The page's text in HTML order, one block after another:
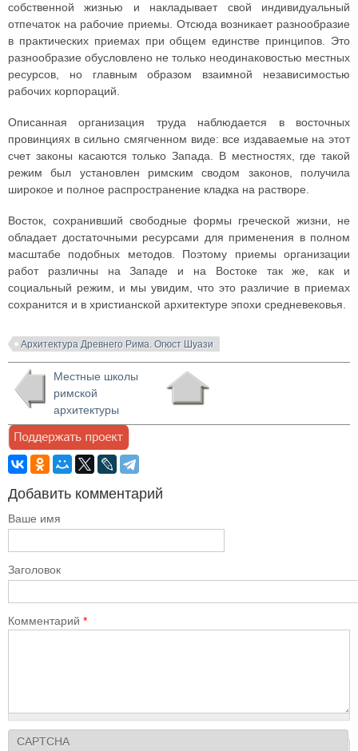
собственной жизнью и накладывает свой индивидуальный
отпечаток на рабочие приемы. Отсюда возникает разнообразие
в практических приемах при общем единстве принципов. Это
разнообразие обусловлено не только неодинаковостью местных
ресурсов, но главным образом взаимной независимостью
рабочих корпораций.
Описанная организация труда наблюдается в восточных
провинциях в сильно смягченном виде: все издаваемые на этот
счет законы касаются только Запада. В местностях, где такой
режим был установлен римским сводом законов, получила
широкое и полное распространение кладка на растворе.
Восток, сохранивший свободные формы греческой жизни, не
обладает достаточными ресурсами для применения в полном
масштабе подобных методов. Поэтому приемы организации
работ различны на Западе и на Востоке так же, как и
социальный режим, и мы увидим, что это различие в приемах
сохранится и в христианской архитектуре эпохи средневековья.
Архитектура Древнего Рима. Огюст Шуази
Местные школы
римской
архитектуры
Добавить комментарий
Ваше имя
Заголовок
Комментарий *
CAPTCHA